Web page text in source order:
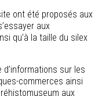
ont été proposés aux
aux
qu’à la taille du silex
sur les
commerces ainsi
aux